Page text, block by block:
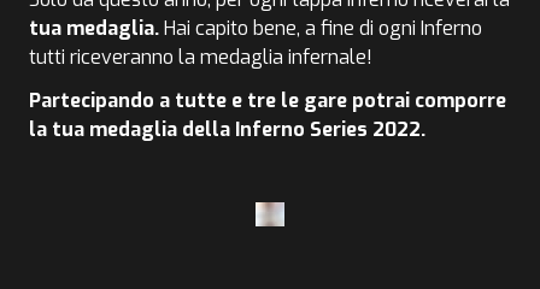
tua medaglia.Hai capito bene, a fine di ogni Inferno
tutti riceveranno la medaglia infernale!
Partecipando a tutte e tre le gare potrai comporre
la tua medaglia della Inferno Series 2022.